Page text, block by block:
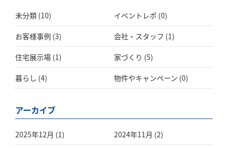
未分類 (10) イベントレポ (0)
お客様事例 (3) 会社・スタッフ (1)
住宅展示場 (1) 家づくり (5)
暮らし (4) 物件やキャンペーン (0)
アーカイブ
2025年12月 (1) 2024年11月 (2)